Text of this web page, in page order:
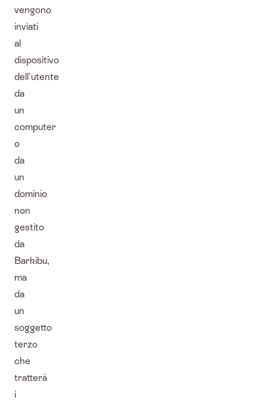
vengono
inviati
al
dispositivo
dell'utente
da
un
computer
o
da
un
dominio
non
gestito
da
Barkibu,
ma
da
un
soggetto
terzo
che
tratterà
i